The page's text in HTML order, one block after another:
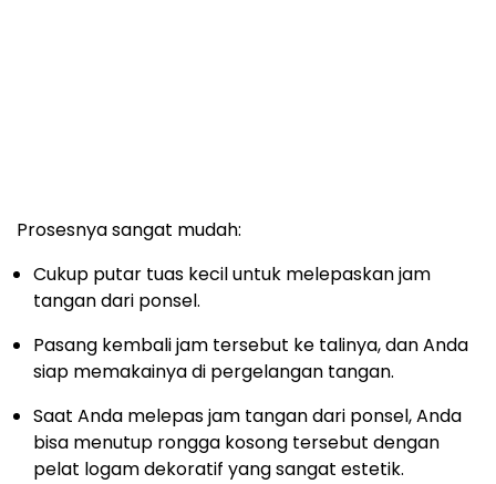
Prosesnya sangat mudah:
Cukup putar tuas kecil untuk melepaskan jam
tangan dari ponsel.
Pasang kembali jam tersebut ke talinya, dan Anda
siap memakainya di pergelangan tangan.
Saat Anda melepas jam tangan dari ponsel, Anda
bisa menutup rongga kosong tersebut dengan
pelat logam dekoratif yang sangat estetik.